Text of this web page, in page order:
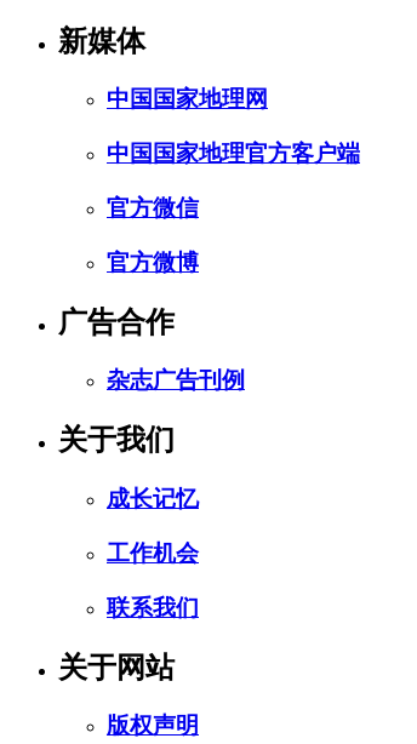
新媒体
中国国家地理网
中国国家地理官方客户端
官方微信
官方微博
广告合作
杂志广告刊例
关于我们
成长记忆
工作机会
联系我们
关于网站
版权声明